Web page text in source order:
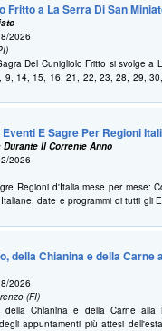
Fritto a La Serra Di San
2026
Del Cunigliolo Fritto si svolge a
9, 14, 15, 16, 21, 22, 23, 28, 29,
E Sagre Per Regioni
Il Corrente Anno
2026
Regioni d'Italia mese per mese:
date e programmi di tutti gli
della Chianina e della Carne
2026
(FI)
della Chianina e della Carne
appuntamenti più attesi